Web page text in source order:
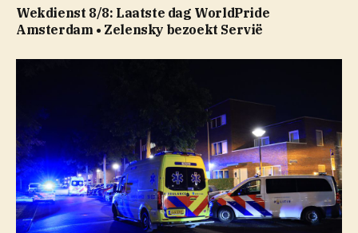
Wekdienst 8/8: Laatste dag WorldPride
Amsterdam • Zelensky bezoekt Servië